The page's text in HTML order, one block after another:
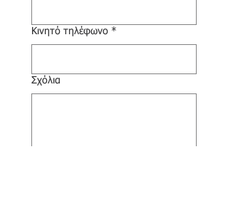
Κινητό τηλέφωνο *
Σχόλια